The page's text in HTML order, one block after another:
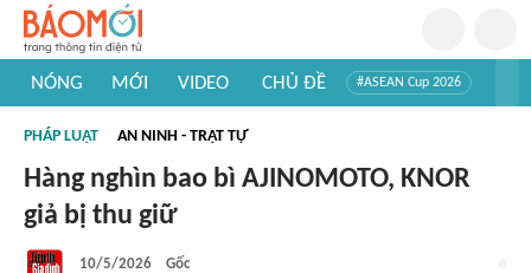
NÓNG MỚI VIDEO CHỦ ĐỀ #ASEAN Cup 2026
#Khám phá Việt Nam
#Khám phá thế giới
PHÁP LUẬT AN NINH - TRẬT TỰ
Hàng nghìn bao bì AJINOMOTO, KNOR
giả bị thu giữ
10/5/2026 Gốc